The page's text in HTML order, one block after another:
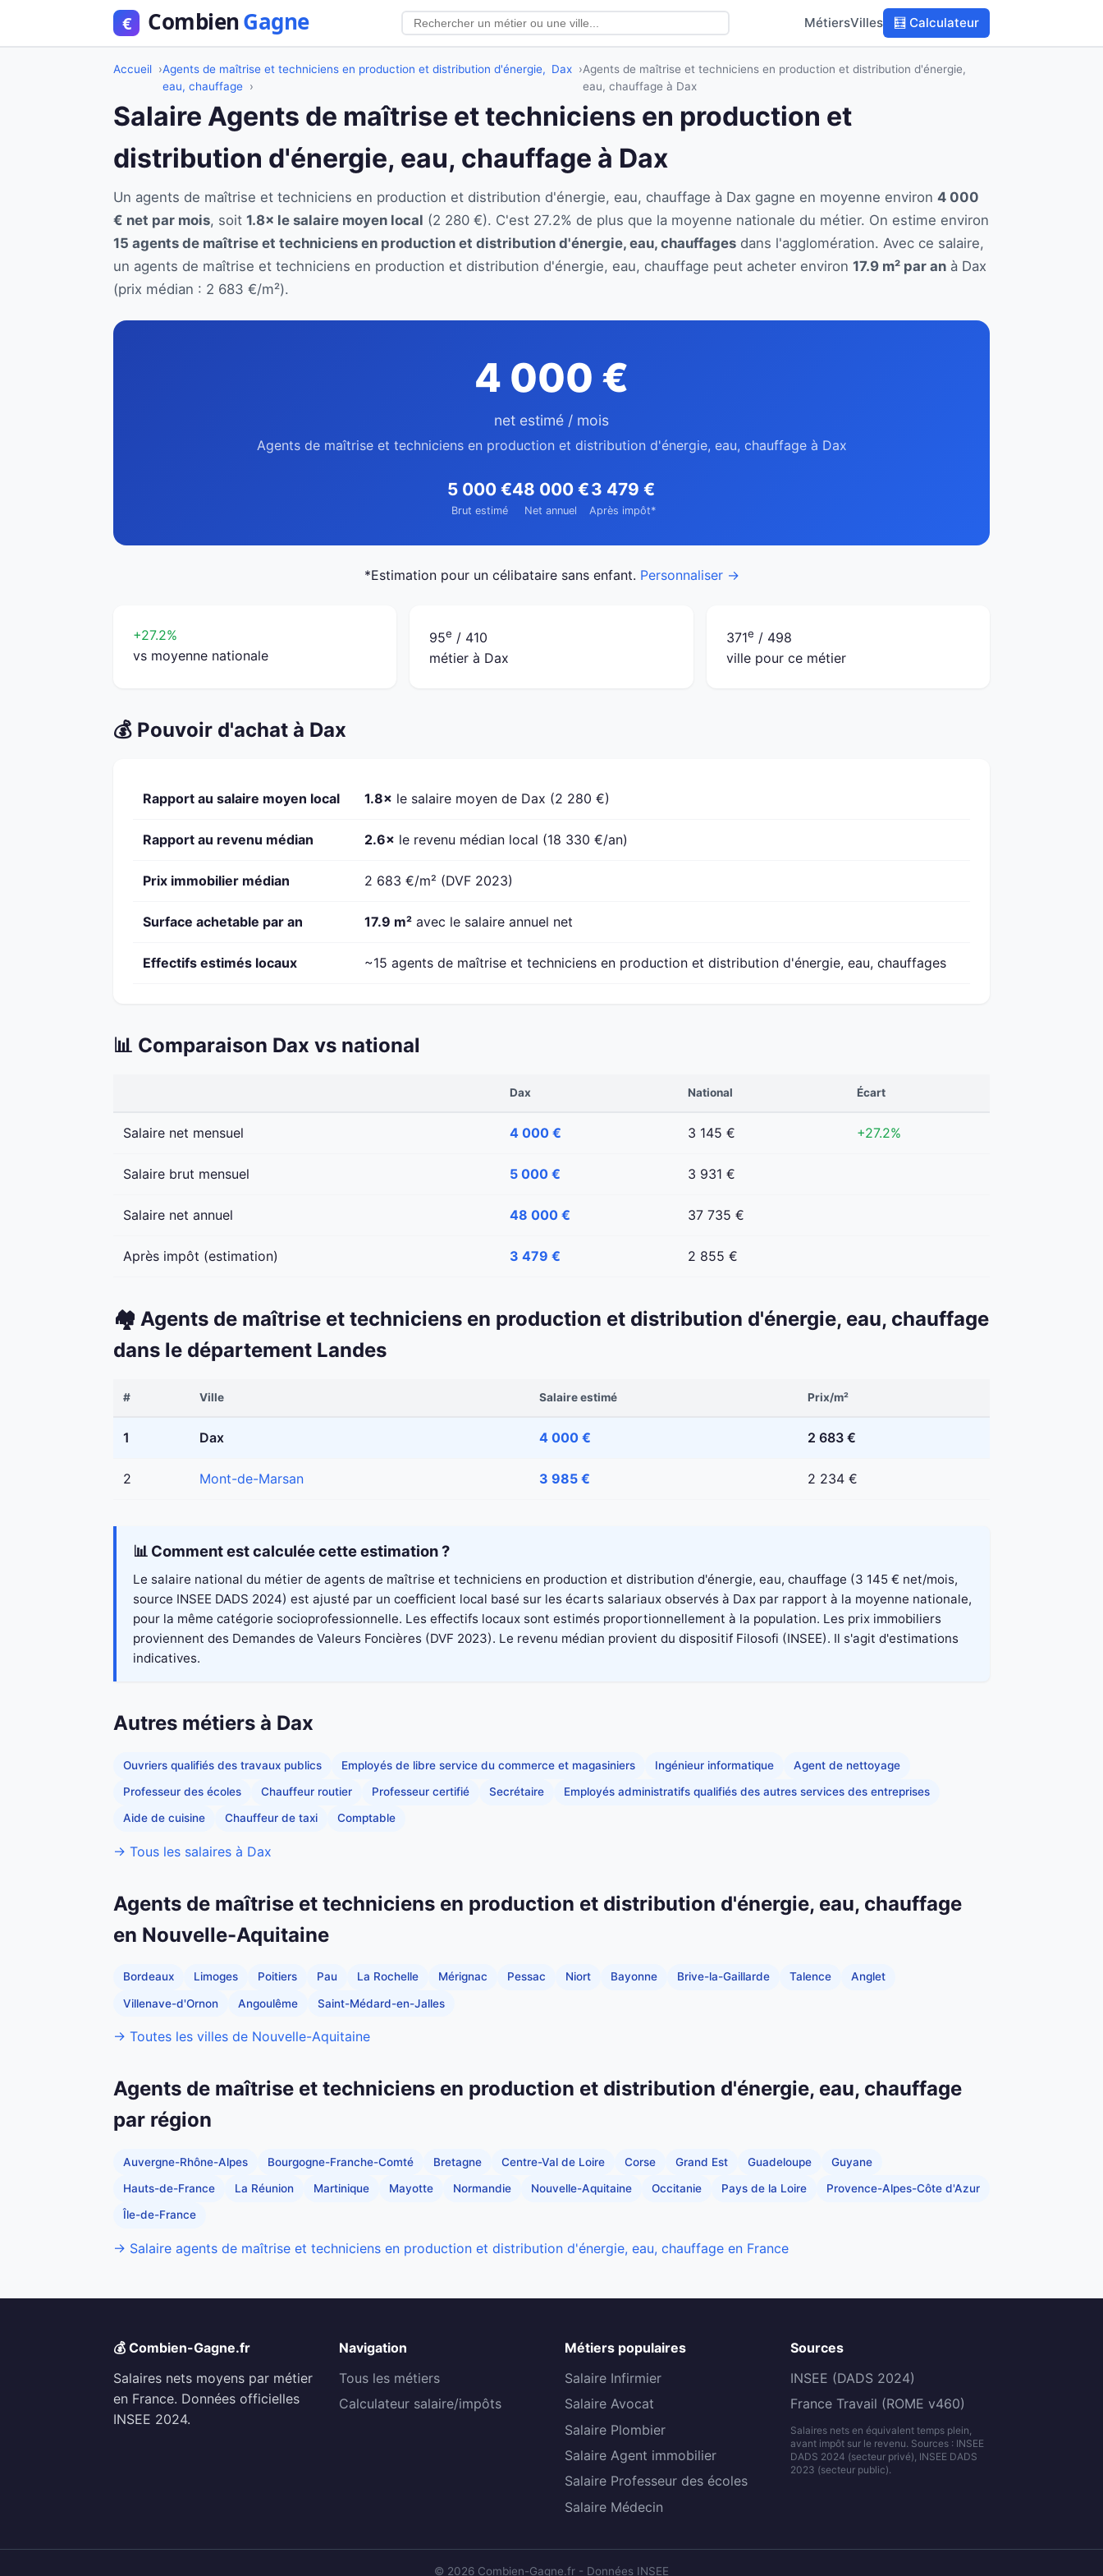
MétiersVilles 🧮 Calculateur
Accueil
Agents de maîtrise et techniciens en production et distribution d'énergie,
eau, chauffage
Dax
Agents de maîtrise et techniciens en production et distribution d'énergie,
eau, chauffage à Dax
Salaire Agents de maîtrise et techniciens en production et
distribution d'énergie, eau, chauffage à Dax
Un agents de maîtrise et techniciens en production et distribution d'énergie, eau, chauffage à Dax gagne en moyenne environ 4 000
€ net par mois, soit 1.8× le salaire moyen local (2 280 €). C'est 27.2% de plus que la moyenne nationale du métier. On estime environ
15 agents de maîtrise et techniciens en production et distribution d'énergie, eau, chauffages dans l'agglomération. Avec ce salaire,
un agents de maîtrise et techniciens en production et distribution d'énergie, eau, chauffage peut acheter environ 17.9 m² par an à Dax
(prix médian : 2 683 €/m²).
4 000 €
net estimé / mois
Agents de maîtrise et techniciens en production et distribution d'énergie, eau, chauffage à Dax
5 000 €
Brut estimé
48 000 €
Net annuel
3 479 €
Après impôt*
*Estimation pour un célibataire sans enfant. Personnaliser →
+27.2%
vs moyenne nationale
95e / 410
métier à Dax
371e / 498
ville pour ce métier
💰 Pouvoir d'achat à Dax
Rapport au salaire moyen local 1.8× le salaire moyen de Dax (2 280 €)
Rapport au revenu médian 2.6× le revenu médian local (18 330 €/an)
Prix immobilier médian 2 683 €/m² (DVF 2023)
Surface achetable par an 17.9 m² avec le salaire annuel net
Effectifs estimés locaux ~15 agents de maîtrise et techniciens en production et distribution d'énergie, eau, chauffages
📊 Comparaison Dax vs national
Dax National Écart
Salaire net mensuel 4 000 € 3 145 € +27.2%
Salaire brut mensuel 5 000 € 3 931 €
Salaire net annuel 48 000 € 37 735 €
Après impôt (estimation) 3 479 € 2 855 €
🏘️ Agents de maîtrise et techniciens en production et distribution d'énergie, eau, chauffage
dans le département Landes
# Ville Salaire estimé Prix/m²
1 Dax 4 000 € 2 683 €
2 Mont-de-Marsan 3 985 € 2 234 €
📊 Comment est calculée cette estimation ?
Le salaire national du métier de agents de maîtrise et techniciens en production et distribution d'énergie, eau, chauffage (3 145 € net/mois,
source INSEE DADS 2024) est ajusté par un coefficient local basé sur les écarts salariaux observés à Dax par rapport à la moyenne nationale,
pour la même catégorie socioprofessionnelle. Les effectifs locaux sont estimés proportionnellement à la population. Les prix immobiliers
proviennent des Demandes de Valeurs Foncières (DVF 2023). Le revenu médian provient du dispositif Filosofi (INSEE). Il s'agit d'estimations
indicatives.
Autres métiers à Dax
Ouvriers qualifiés des travaux publics Employés de libre service du commerce et magasiniers Ingénieur informatique Agent de nettoyage
Professeur des écoles Chauffeur routier Professeur certifié Secrétaire Employés administratifs qualifiés des autres services des entreprises
Aide de cuisine Chauffeur de taxi Comptable
→ Tous les salaires à Dax
Agents de maîtrise et techniciens en production et distribution d'énergie, eau, chauffage
en Nouvelle-Aquitaine
Bordeaux Limoges Poitiers Pau La Rochelle Mérignac Pessac Niort Bayonne Brive-la-Gaillarde Talence Anglet
Villenave-d'Ornon Angoulême Saint-Médard-en-Jalles
→ Toutes les villes de Nouvelle-Aquitaine
Agents de maîtrise et techniciens en production et distribution d'énergie, eau, chauffage
par région
Auvergne-Rhône-Alpes Bourgogne-Franche-Comté Bretagne Centre-Val de Loire Corse Grand Est Guadeloupe Guyane
Hauts-de-France La Réunion Martinique Mayotte Normandie Nouvelle-Aquitaine Occitanie Pays de la Loire Provence-Alpes-Côte d'Azur
Île-de-France
→ Salaire agents de maîtrise et techniciens en production et distribution d'énergie, eau, chauffage en France
💰 Combien-Gagne.fr
Salaires nets moyens par métier
en France. Données officielles
INSEE 2024.
Navigation
Tous les métiers
Calculateur salaire/impôts
Métiers populaires
Salaire Infirmier
Salaire Avocat
Salaire Plombier
Salaire Agent immobilier
Salaire Professeur des écoles
Salaire Médecin
Sources
INSEE (DADS 2024)
France Travail (ROME v460)
Salaires nets en équivalent temps plein,
avant impôt sur le revenu. Sources : INSEE
DADS 2024 (secteur privé), INSEE DADS
2023 (secteur public).
© 2026 Combien-Gagne.fr - Données INSEE